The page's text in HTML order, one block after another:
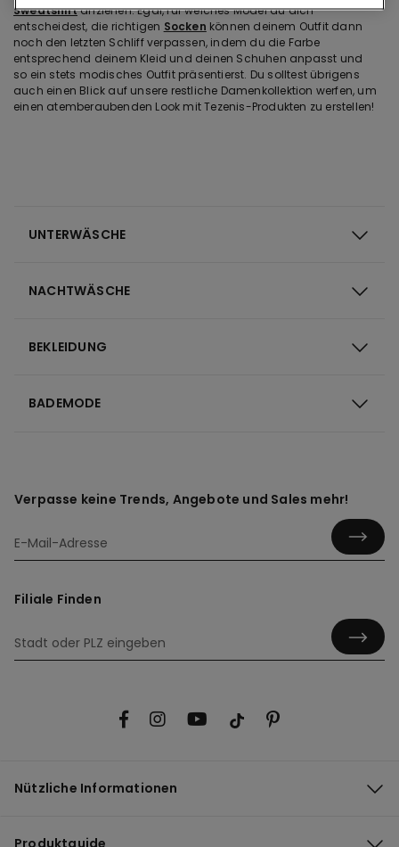
Sweatshirtanziehen. Egal, für welches Model du dich
entscheidest, die richtigen Socken können deinem Outfit dann
noch den letzten Schliff verpassen, indem du die Farbe
entsprechend deinem Kleid und deinen Schuhen anpasst und
so ein stets modisches Outfit präsentierst. Du solltest übrigens
auch einen Blick auf unsere restliche Damenkollektion werfen, um
einen atemberaubenden Look mit Tezenis-Produkten zu erstellen!
UNTERWÄSCHE
NACHTWÄSCHE
BEKLEIDUNG
BADEMODE
Verpasse keine Trends, Angebote und Sales mehr!
Filiale Finden
Nützliche Informationen
Produktguide